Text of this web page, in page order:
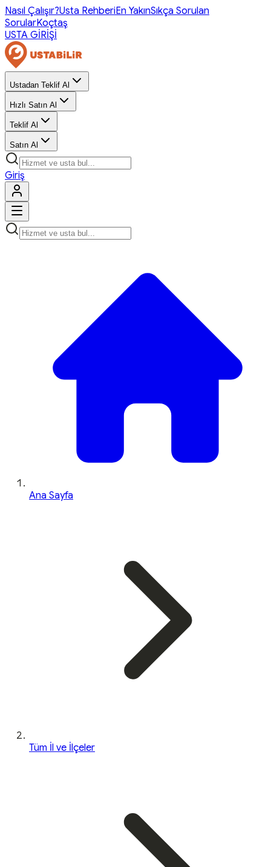
Nasıl Çalışır?Usta RehberiEn YakınSıkça Sorulan
SorularKoçtaş
USTA GİRİŞİ
Ustadan Teklif Al
Hızlı Satın Al
Teklif Al
Satın Al
Giriş
Ana Sayfa
Tüm İl ve İlçeler